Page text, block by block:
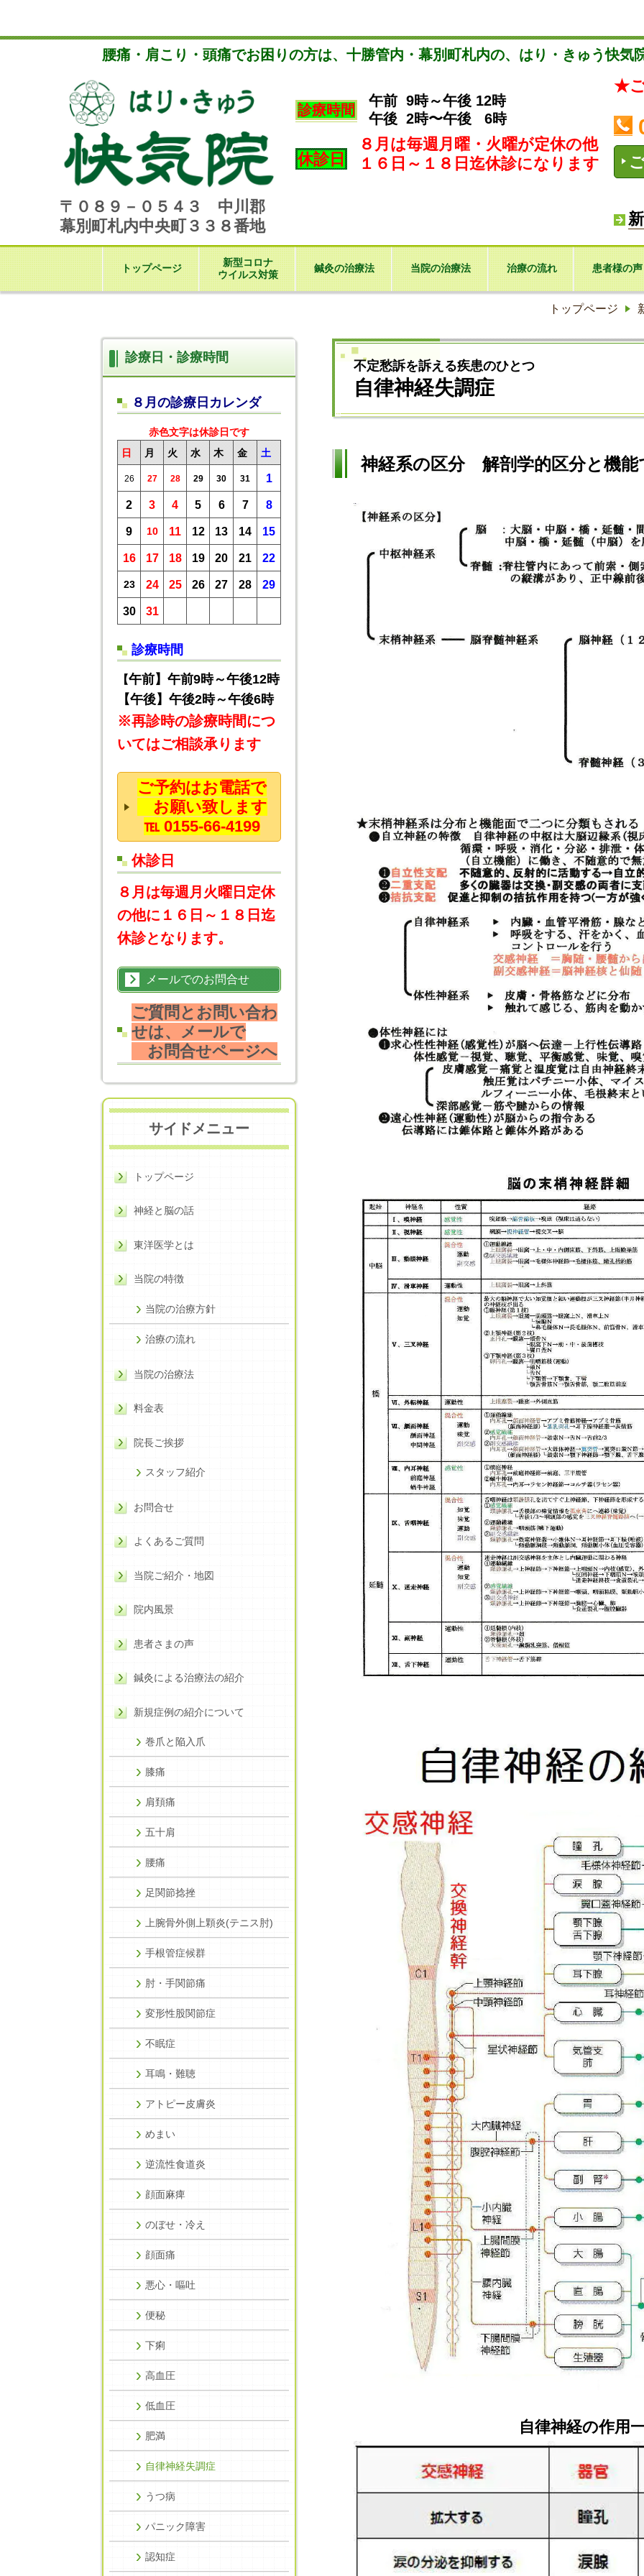
腰痛・肩こり・頭痛でお困りの方は、十勝管内・幕別町札内の、はり・きゅう快気
〒０８９－０５４３ 中川郡
幕別町札内中央町３３８番地
診療時間
午前 9時～午後 12時
午後 2時〜午後 6時
休診日
８月は毎週月曜・火曜が定休の他
１６日～１８日迄休診になります
★ご
トップページ
新型コロナ
ウイルス対策
鍼灸の治療法 当院の治療法 治療の流れ 患者様の声
トップページ
不定愁訴を訴える疾患のひとつ
自律神経失調症
神経系の区分 解剖学的区分と機能
自律神経の作用
診療日・診療時間
８月の診療日カレンダ
赤色文字は休診日です
日
月 火 水 木 金 土
26 27 28 29 30 31 1
2 3 4 5 6 7 8
9 10 11 12 13 14 15
16 17 18 19 20 21 22
23 24 25 26 27 28 29
30 31
診療時間
【午前】午前9時～午後12時
【午後】午後2時～午後6時
※再診時の診療時間につ
いてはご相談承ります
ご予約はお電話で
お願い致します
℡ 0155-66-4199
休診日
８月は毎週月火曜日定休
の他に１６日～１８日迄
休診となります。
メールでのお問合せ
ご質問とお問い合わ
せは、メールで
お問合せページへ
サイドメニュー
トップページ
神経と脳の話
東洋医学とは
当院の特徴
当院の治療方針
治療の流れ
当院の治療法
料金表
院長ご挨拶
スタッフ紹介
お問合せ
よくあるご質問
当院ご紹介・地図
院内風景
患者さまの声
鍼灸による治療法の紹介
新規症例の紹介について
巻爪と陥入爪
膝痛
肩頚痛
五十肩
腰痛
足関節捻挫
上腕骨外側上顆炎(テニス肘)
手根管症候群
肘・手関節痛
変形性股関節症
不眠症
耳鳴・難聴
アトピー皮膚炎
めまい
逆流性食道炎
顔面麻痺
のぼせ・冷え
顔面痛
悪心・嘔吐
便秘
下痢
高血圧
低血圧
肥満
自律神経失調症
うつ病
パニック障害
認知症